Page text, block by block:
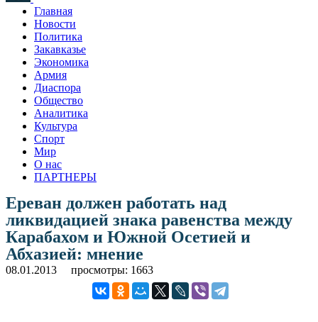
Главная
Новости
Политика
Закавказье
Экономика
Армия
Диаспора
Общество
Аналитика
Культура
Спорт
Мир
О нас
ПАРТНЕРЫ
Ереван должен работать над
ликвидацией знака равенства между
Карабахом и Южной Осетией и
Абхазией: мнение
08.01.2013 просмотры: 1663